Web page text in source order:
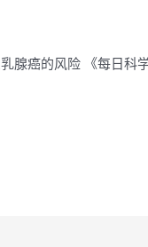
腺癌的风险 《每日科